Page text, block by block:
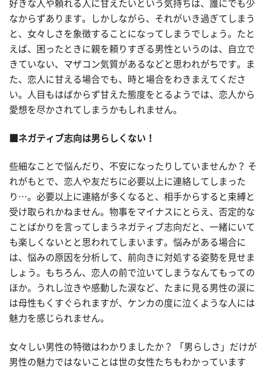
好きな人や頼れる人に甘えたいという気持ちは、誰にでも少
なからずあります。しかしながら、それがいき過ぎてしまう
と、女々しさを象徴することになってしまうでしょう。たと
えば、困ったときに親を頼りすぎる男性というのは、自立で
きていない、マザコン気質があるなどと思われがちです。ま
た、恋人に甘える場合でも、時と場合をわきまえてくださ
い。人目もはばからず甘えた態度をとるようでは、恋人から
愛想を尽かされてしまうかもしれません。
■ネガティブ志向は男らしくない！
些細なことで悩んだり、不安になったりしていませんか？ そ
れがもとで、恋人や友だちに必要以上に連絡してしまった
り…。必要以上に連絡が多くなると、相手からすると束縛と
受け取られかねません。物事をマイナスにとらえ、否定的な
ことばかりを言ってしまうネガティブ志向だと、一緒にいて
も楽しくないとと思われてしまいます。悩みがある場合に
は、悩みの原因を分析して、前向きに対処する姿勢を見せま
しょう。もちろん、恋人の前で泣いてしまうなんてもっての
ほか。うれし泣きや感動した涙など、たまに見る男性の涙に
は母性もくすぐられますが、ケンカの度に泣くような人には
魅力を感じられません。
女々しい男性の特徴はわかりましたか？ 「男らしさ」だけが
男性の魅力ではないことは世の女性たちもわかっています